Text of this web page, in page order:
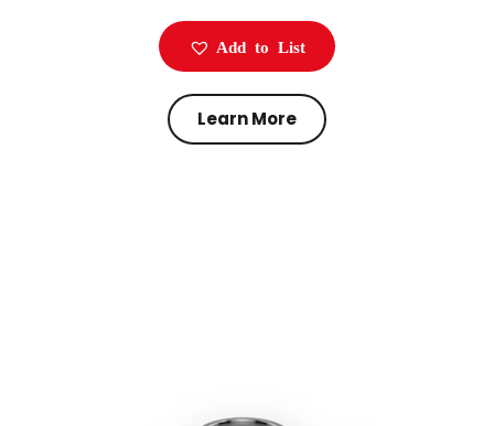
Add to List
Learn More